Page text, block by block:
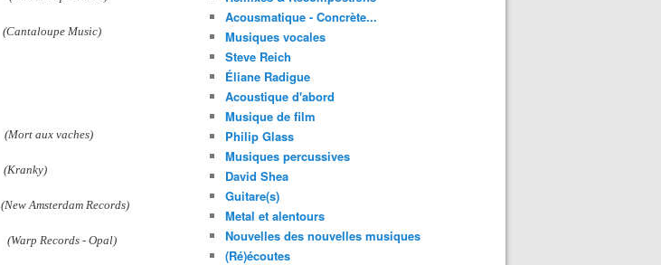
(Cantaloupe Music)
(Mort aux vaches)
(Kranky)
(New Amsterdam Records)
(Warp Records - Opal)
Acousmatique - Concrète...
Musiques vocales
Steve Reich
Éliane Radigue
Acoustique d'abord
Musique de film
Philip Glass
Musiques percussives
David Shea
Guitare(s)
Metal et alentours
Nouvelles des nouvelles musiques
(Ré)écoutes